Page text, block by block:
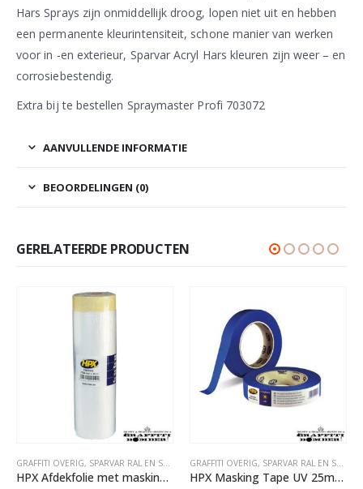
Hars Sprays zijn onmiddellijk droog, lopen niet uit en hebben
een permanente kleurintensiteit, schone manier van werken
voor in -en exterieur, Sparvar Acryl Hars kleuren zijn weer – en
corrosiebestendig.
Extra bij te bestellen Spraymaster Profi 703072
AANVULLENDE INFORMATIE
BEOORDELINGEN (0)
GERELATEERDE PRODUCTEN
GRAFFITI OVERIG, SPARVAR RAL EN SPECIALE SPRAY , TAPE- EN AFDEKMATERIALEN
HPX Afdekfolie met masking tape 2700mm X 16m PM270016
GRAFFITI OVERIG, SPARVAR RAL EN SPECIALE SPRAY
HPX Masking Tape UV 25mm MU2550